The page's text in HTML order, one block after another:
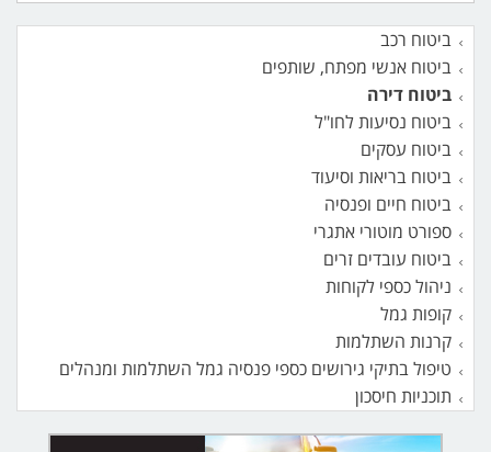
ביטוח רכב
ביטוח אנשי מפתח, שותפים
ביטוח דירה
ביטוח נסיעות לחו"ל
ביטוח עסקים
ביטוח בריאות וסיעוד
ביטוח חיים ופנסיה
ספורט מוטורי אתגרי
ביטוח עובדים זרים
ניהול כספי לקוחות
קופות גמל
קרנות השתלמות
טיפול בתיקי גירושים כספי פנסיה גמל השתלמות ומנהלים
תוכניות חיסכון